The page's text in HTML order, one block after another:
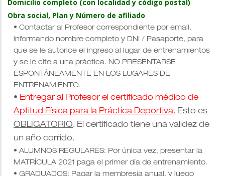
Domicilio completo (con localidad y código postal)
Obra social, Plan y Número de afiliado
• Contactar al Profesor correspondiente por email,
informando nombre completo y DNI / Pasaporte, para
que se le autorice el ingreso al lugar de entrenamientos
y se le cite a una práctica. NO PRESENTARSE
ESPONTÁNEAMENTE EN LOS LUGARES DE
ENTRENAMIENTO.
• Entregar al Profesor el certificado médico de
Aptitud Física para la Práctica Deportiva. Esto es
OBLIGATORIO. El certificado tiene una validez de
un año corrido.
• ALUMNOS REGULARES: Por única vez, presentar la
MATRÍCULA 2021 paga el primer día de entrenamiento.
• GRADUADOS: Pagar la membresía anual, y luego